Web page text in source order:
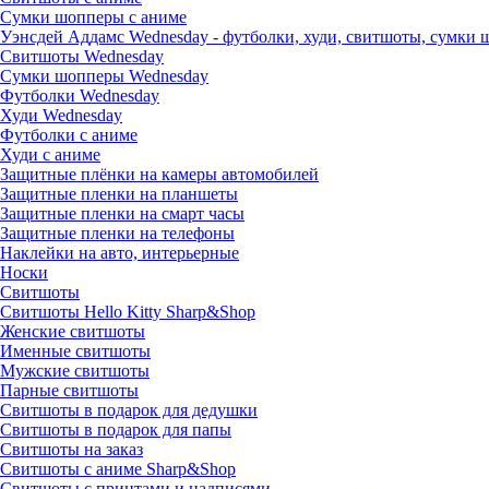
Сумки шопперы с аниме
Уэнсдей Аддамс Wednesday - футболки, худи, свитшоты, сумки
Свитшоты Wednesday
Сумки шопперы Wednesday
Футболки Wednesday
Худи Wednesday
Футболки с аниме
Худи с аниме
Защитные плёнки на камеры автомобилей
Защитные пленки на планшеты
Защитные пленки на смарт часы
Защитные пленки на телефоны
Наклейки на авто, интерьерные
Носки
Свитшоты
Cвитшоты Hello Kitty Sharp&Shop
Женские свитшоты
Именные свитшоты
Мужские свитшоты
Парные свитшоты
Свитшоты в подарок для дедушки
Свитшоты в подарок для папы
Свитшоты на заказ
Свитшоты с аниме Sharp&Shop